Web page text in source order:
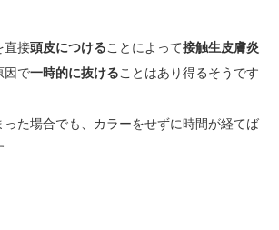
直接頭皮につけることによって接触生皮膚炎
因で一時的に抜けることはあり得るそうです
った場合でも、カラーをせずに時間が経てば